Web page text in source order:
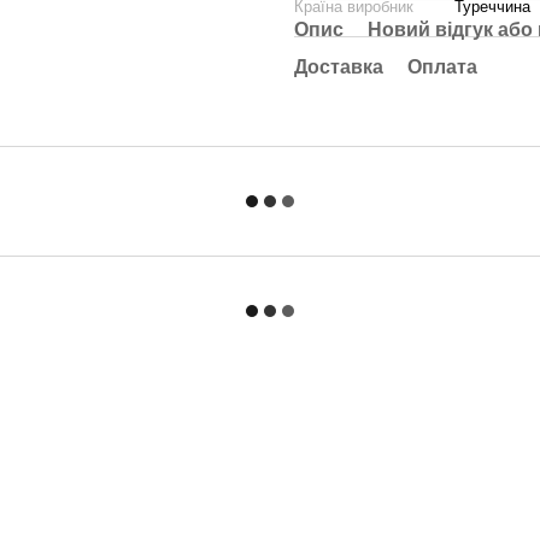
Країна виробник
Туреччина
Опис
Новий відгук
Доставка
Оплата